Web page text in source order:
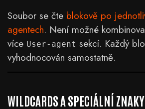
Soubor se čte blokově po
agentech. Není možné
více User-agent sekcí. Každý
vyhodnocován samostatně.
WILDCARDS A SPECIÁLNÍ ZNAKY